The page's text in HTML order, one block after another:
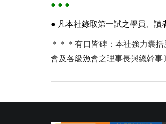
● ● ●
● 凡本社錄取第一試之學員、
＊＊＊有口皆碑：本社強力囊括
會及各級漁會之理事長與總幹事